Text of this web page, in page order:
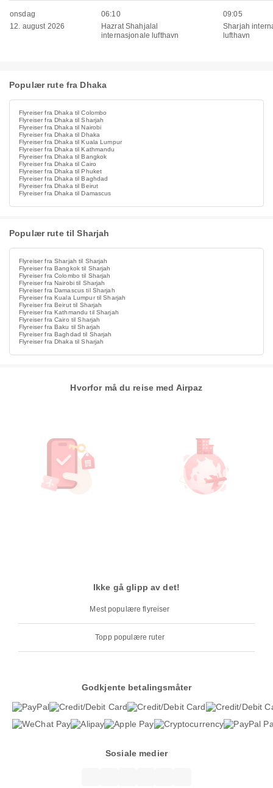
onsdag
12. august 2026
06:10
Hazrat Shahjalal
internasjonale lufthavn
09:05
Sharjah
lufthavn
Populær rute fra Dhaka
Flyreiser fra Dhaka til Colombo
Flyreiser fra Dhaka til Sharjah
Flyreiser fra Dhaka til Nairobi
Flyreiser fra Dhaka til Dhaka
Flyreiser fra Dhaka til Kuala Lumpur
Flyreiser fra Dhaka til Kathmandu
Flyreiser fra Dhaka til Bangkok
Flyreiser fra Dhaka til Cairo
Flyreiser fra Dhaka til Phuket
Flyreiser fra Dhaka til Baghdad
Flyreiser fra Dhaka til Beirut
Flyreiser fra Dhaka til Damascus
Populær rute til Sharjah
Flyreiser fra Sharjah til Sharjah
Flyreiser fra Bangkok til Sharjah
Flyreiser fra Colombo til Sharjah
Flyreiser fra Nairobi til Sharjah
Flyreiser fra Damascus til Sharjah
Flyreiser fra Kuala Lumpur til Sharjah
Flyreiser fra Beirut til Sharjah
Flyreiser fra Kathmandu til Sharjah
Flyreiser fra Cairo til Sharjah
Flyreiser fra Baku til Sharjah
Flyreiser fra Baghdad til Sharjah
Flyreiser fra Dhaka til Sharjah
Hvorfor må du reise med Airpaz
Ikke gå glipp av det!
Mest populære flyreiser
Topp populære ruter
Godkjente betalingsmåter
Sosiale medier